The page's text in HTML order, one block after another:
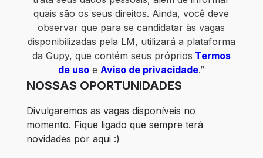
quais são os seus direitos. Ainda, você deve
observar que para se candidatar às vagas
disponibilizadas pela LM, utilizará a plataforma
da Gupy, que contém seus próprios Termos
de uso e Aviso de privacidade.”
NOSSAS OPORTUNIDADES
Divulgaremos as vagas disponíveis no
momento. Fique ligado que sempre terá
novidades por aqui :)